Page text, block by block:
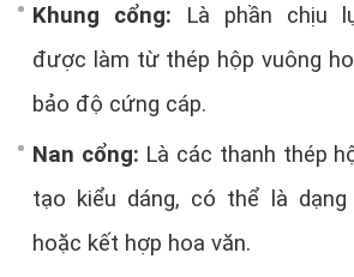
Khung cổng: Là phần chịu
được làm từ thép hộp vuông
bảo độ cứng cáp.
Nan cổng: Là các thanh thép
tạo kiểu dáng, có thể là
hoặc kết hợp hoa văn.